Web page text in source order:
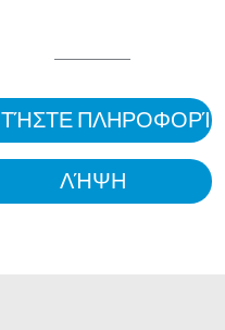
ΠΛΗΡΟΦΟΡΊΕΣ
ΛΉΨΗ